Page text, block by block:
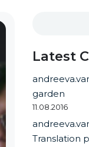
Latest
garden
11.08.2016
Translation